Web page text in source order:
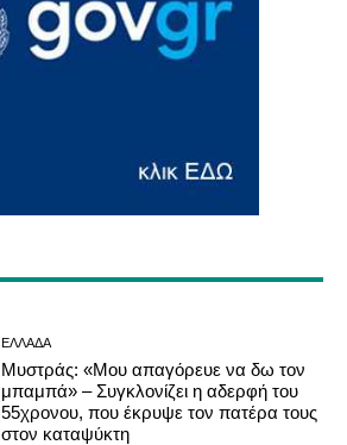
ΕΛΛΆΔΑ
Μυστράς: «Μου απαγόρευε να δω τον
μπαμπά» – Συγκλονίζει η αδερφή του
55χρονου, που έκρυψε τον πατέρα τους
στον καταψύκτη